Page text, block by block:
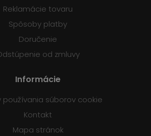
Reklamácie tovaru
Spôsoby platby
Doručenie
od zmluvy
Informácie
používania súborov cookie
Kontakt
Mapa stránok